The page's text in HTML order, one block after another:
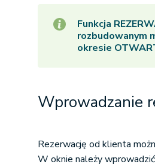
Funkcja
rozbudowanym
okresie
Wprowadzanie
Rezerwację od klienta
W oknie należy